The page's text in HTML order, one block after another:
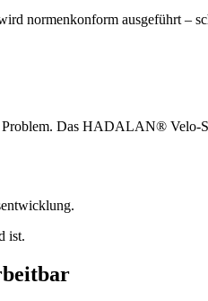
normenkonform ausgeführt –
Problem. Das HADALAN®
ist.